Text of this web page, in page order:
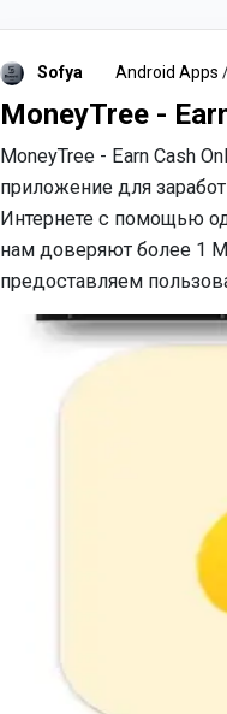
Sofya Android Apps
MoneyTree -
MoneyTree - Earn Cash
приложение для
Интернете с помощью
нам доверяют более 1
предоставляем